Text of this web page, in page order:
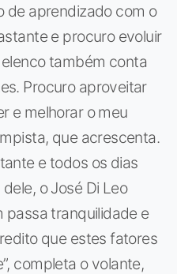
de aprendizado com o
e procuro evoluir
também conta
Procuro aproveitar
e melhorar o meu
que acrescenta.
e todos os dias
o José Di Leo
passa tranquilidade e
que estes fatores
completa o volante,